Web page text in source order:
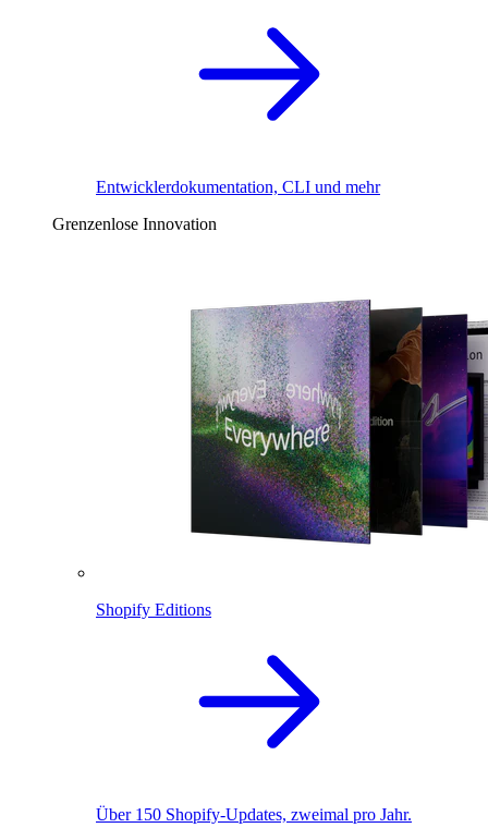
Entwicklerdokumentation, CLI und mehr
Grenzenlose Innovation
Shopify Editions
Über 150 Shopify-Updates, zweimal pro Jahr.